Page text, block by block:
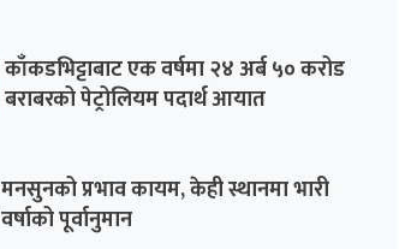
काँकडभिट्टाबाट एक वर्षमा २४ अर्ब ५० करोड
बराबरको पेट्रोलियम पदार्थ आयात
मनसुनको प्रभाव कायम, केही स्थानमा भारी
वर्षाको पूर्वानुमान